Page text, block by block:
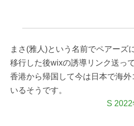
まさ(雅人)という名前でペアーズ
移行した後wixの誘導リンク送っ
香港から帰国して今は日本で海
いるそうです。
S